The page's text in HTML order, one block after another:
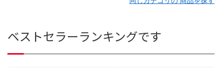
ベストセラーランキングです